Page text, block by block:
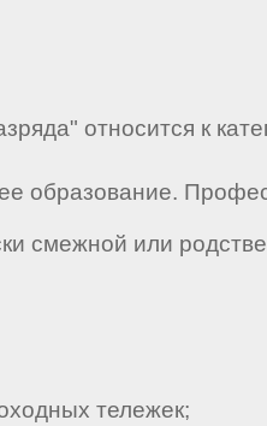
относится к
образование.
смежной или
тележек;